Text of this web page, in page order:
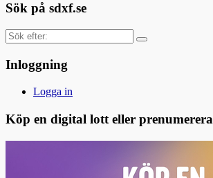
Sök på sdxf.se
Sök
efter:
Inloggning
Logga in
Köp en digital lott eller prenumerera